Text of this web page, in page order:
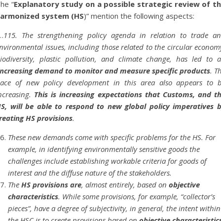
“Explanatory study on a possible strategic review of
system (HS)” mention the following aspects:
115. The strengthening policy agenda in relation to trade
issues, including those related to the circular
plastic pollution, and climate change, has led to
demand to monitor and measure specific products.
of new policy development in this area also appears to
This is increasing expectations that Customs, and
will be able to respond to new global policy imperatives
HS provisions.
These new demands come with specific problems for the HS. For
example, in identifying environmentally sensitive goods the
challenges include establishing workable criteria for goods of
interest and the diffuse nature of the stakeholders.
The HS provisions are, almost entirely, based on objective
characteristics. While some provisions, for example, “collector’s
pieces”, have a degree of subjectivity, in general, the intent within